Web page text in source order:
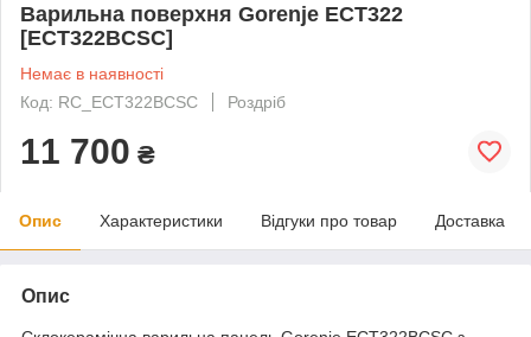
Варильна поверхня Gorenje ECT322
[ECT322BCSC]
Немає в наявності
Код: RC_ECT322BCSC
Роздріб
11 700 ₴
Опис Характеристики Відгуки про товар Доставка
Опис